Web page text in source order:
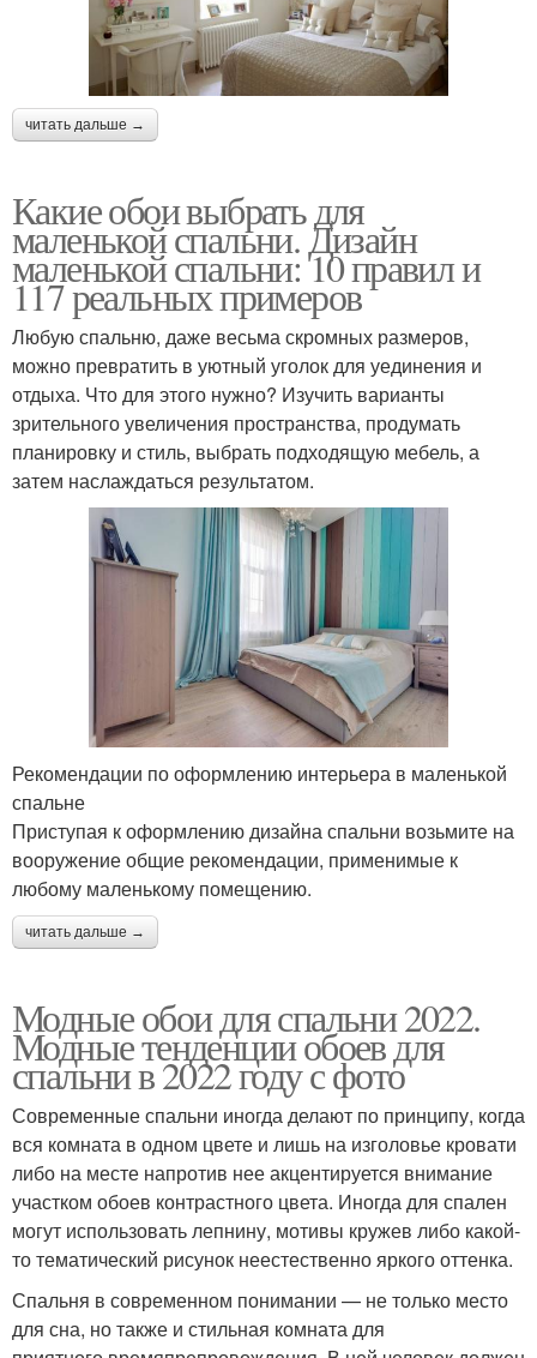
читать дальше →
Какие обои выбрать для
маленькой спальни. Дизайн
маленькой спальни: 10 правил и
117 реальных примеров
Любую спальню, даже весьма скромных размеров,
можно превратить в уютный уголок для уединения и
отдыха. Что для этого нужно? Изучить варианты
зрительного увеличения пространства, продумать
планировку и стиль, выбрать подходящую мебель, а
затем наслаждаться результатом.
Рекомендации по оформлению интерьера в маленькой
спальне
Приступая к оформлению дизайна спальни возьмите на
вооружение общие рекомендации, применимые к
любому маленькому помещению.
читать дальше →
Модные обои для спальни 2022.
Модные тенденции обоев для
спальни в 2022 году с фото
Современные спальни иногда делают по принципу, когда
вся комната в одном цвете и лишь на изголовье кровати
либо на месте напротив нее акцентируется внимание
участком обоев контрастного цвета. Иногда для спален
могут использовать лепнину, мотивы кружев либо какой-
то тематический рисунок неестественно яркого оттенка.
Спальня в современном понимании — не только место
для сна, но также и стильная комната для